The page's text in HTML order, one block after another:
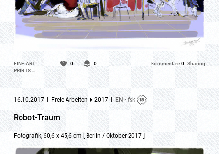
FINE ART
PRINTS …
0 0 Kommentare 0 Sharing
16.10.2017 Freie Arbeiten 2017 EN · fsk
Robot-Traum
Fotografik, 60,6 x 45,6 cm [ Berlin / Oktober 2017 ]